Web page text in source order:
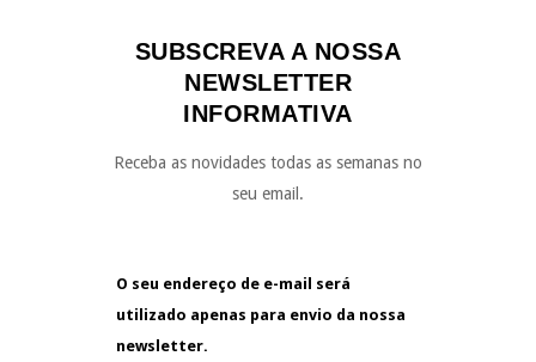
SUBSCREVA A NOSSA
NEWSLETTER
INFORMATIVA
Receba as novidades todas as semanas no
seu email.
O seu endereço de e-mail será
utilizado apenas para envio da nossa
newsletter.